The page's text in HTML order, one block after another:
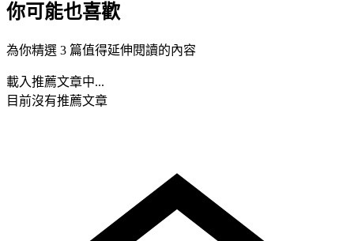
你可能也喜歡
為你精選 3 篇值得延伸閱讀的內容
載入推薦文章中...
目前沒有推薦文章